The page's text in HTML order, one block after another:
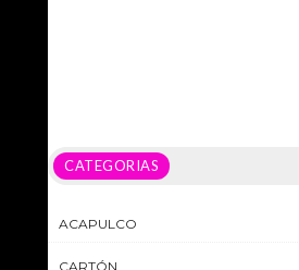
CATEGORIAS
ACAPULCO
CARTÓN